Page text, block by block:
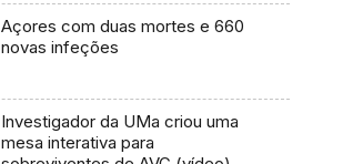
Açores com duas mortes e 660
novas infeções
Investigador da UMa criou uma
mesa interativa para